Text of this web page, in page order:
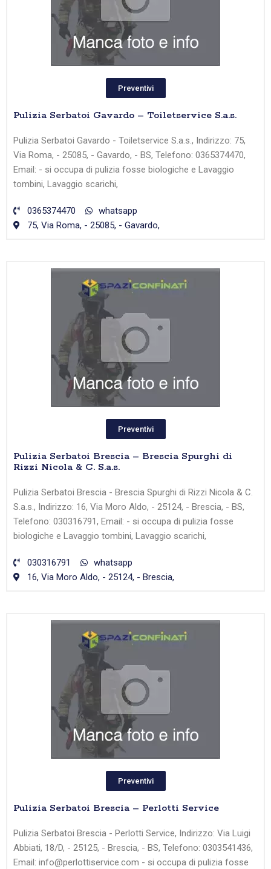
Preventivi
Pulizia Serbatoi Gavardo – Toiletservice S.a.s.
Pulizia Serbatoi Gavardo - Toiletservice S.a.s., Indirizzo: 75,
Via Roma, - 25085, - Gavardo, - BS, Telefono: 0365374470,
Email: - si occupa di pulizia fosse biologiche e Lavaggio
tombini, Lavaggio scarichi,
0365374470
whatsapp
75, Via Roma, - 25085, - Gavardo,
Preventivi
Pulizia Serbatoi Brescia – Brescia Spurghi di
Rizzi Nicola & C. S.a.s.
Pulizia Serbatoi Brescia - Brescia Spurghi di Rizzi Nicola & C.
S.a.s., Indirizzo: 16, Via Moro Aldo, - 25124, - Brescia, - BS,
Telefono: 030316791, Email: - si occupa di pulizia fosse
biologiche e Lavaggio tombini, Lavaggio scarichi,
030316791
whatsapp
16, Via Moro Aldo, - 25124, - Brescia,
Preventivi
Pulizia Serbatoi Brescia – Perlotti Service
Pulizia Serbatoi Brescia - Perlotti Service, Indirizzo: Via Luigi
Abbiati, 18/D, - 25125, - Brescia, - BS, Telefono: 0303541436,
Email: info@perlottiservice.com - si occupa di pulizia fosse